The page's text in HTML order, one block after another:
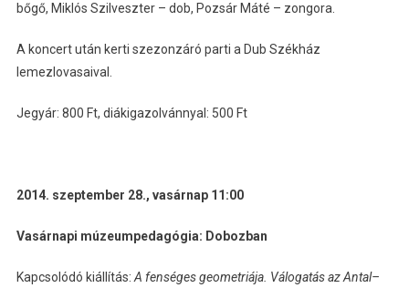
bőgő, Miklós Szilveszter – dob, Pozsár Máté – zongora.
A koncert után kerti szezonzáró parti a Dub Székház
lemezlovasaival.
Jegyár: 800 Ft, diákigazolvánnyal: 500 Ft
2014. szeptember 28., vasárnap 11:00
Vasárnapi múzeumpedagógia: Dobozban
Kapcsolódó kiállítás:A fenséges geometriája. Válogatás az Antal–